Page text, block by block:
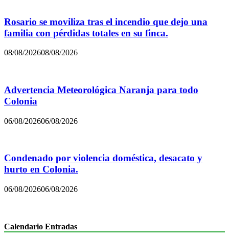
Rosario se moviliza tras el incendio que dejo una
familia con pérdidas totales en su finca.
08/08/202608/08/2026
Advertencia Meteorológica Naranja para todo
Colonia
06/08/202606/08/2026
Condenado por violencia doméstica, desacato y
hurto en Colonia.
06/08/202606/08/2026
Calendario Entradas